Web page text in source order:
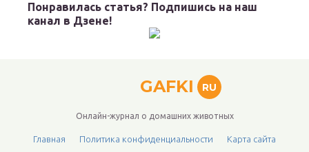
Понравилась статья? Подпишись на наш
канал в Дзене!
GAFKI RU
Онлайн-журнал о домашних животных
Главная Политика конфиденциальности Карта сайта